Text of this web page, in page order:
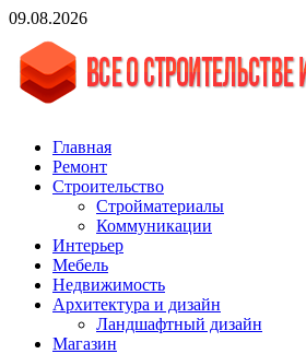
Skip
content
09.08.2026
vgasa.ru
Строительный журнал. Всё о
Главная
Ремонт
Строительство
Стройматериалы
Коммуникации
Интерьер
Мебель
Недвижимость
Архитектура и дизайн
Ландшафтный дизайн
Магазин